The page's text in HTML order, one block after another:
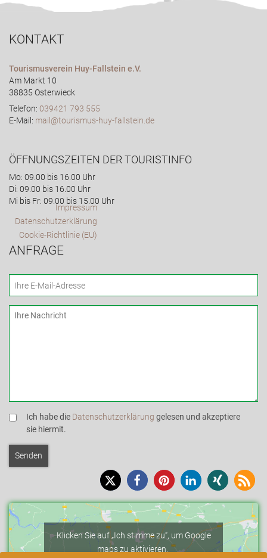
KONTAKT
Tourismusverein Huy-Fallstein e.V.
Am Markt 10
38835 Osterwieck
Telefon: 039421 793 555
E-Mail: mail@tourismus-huy-fallstein.de
ÖFFNUNGSZEITEN DER TOURISTINFO
Mo: 09.00 bis 16.00 Uhr
Di: 09.00 bis 16.00 Uhr
Mi bis Fr: 09.00 bis 15.00 Uhr
Impressum
Datenschutzerklärung
Cookie-Richtlinie (EU)
ANFRAGE
Ich habe die Datenschutzerklärung gelesen und akzeptiere
sie hiermit.
Klicken Sie auf „Ich stimme zu“, um Google
maps zu aktivieren.